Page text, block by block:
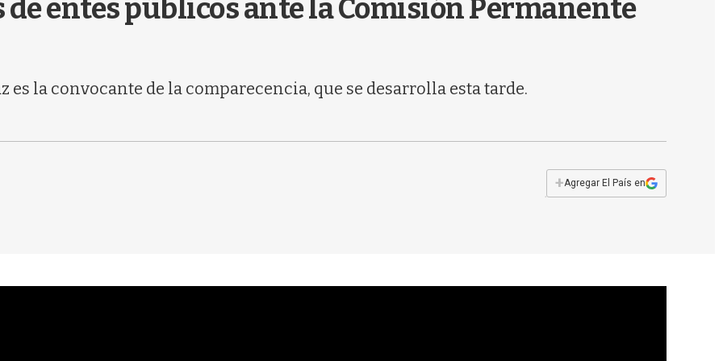
entes públicos ante la Comisión Permanente
la convocante de la comparecencia, que se desarrolla esta tarde.
+Agregar El País en